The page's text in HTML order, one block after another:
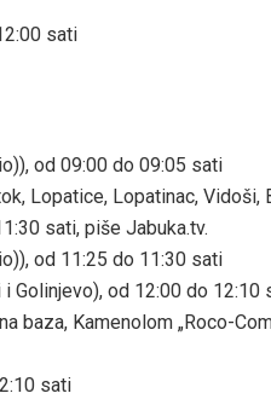
sati
od 09:00 do 09:05 sati
Lopatice, Lopatinac, Vidoši,
sati, piše Jabuka.tv.
od 11:25 do 11:30 sati
Golinjevo), od 12:00 do 12:10
baza, Kamenolom „Roco-
sati